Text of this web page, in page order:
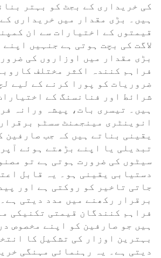
کی خریداری کے بجٹ کو بہتر
ہیں۔ بڑی مقدار میں خریداری
قیمتوں کے اختیارات سے ان
لاگت کی بچت ہوتی ہے جنہیں
بڑی مقدار میں اوزاروں کی
فراہم کنندہ اکثر مختلف
ضروریات کو پورا کرنے کے لیے
شرائط اور فنانسنگ کے
ہیں۔ تیسری بات، پیشہ ورانہ
انوینٹری مینجمنٹ سسٹم
یقینی بناتے ہیں کہ جب صارفین
تبدیلی یا اپنے بڑھتے ہوئے
سیٹوں کی ضرورت ہوتی ہے تو
دستیابی یقینی ہو۔ یہ قابل
جاتی تاخیر کو روکتی ہے اور
برقرار رکھنے میں مدد دیتی
فراہم کنندگان قیمتی تکنیکی
ہیں جو صارفین کو اپنے مخصوص
بہترین اوزار کی تشکیل کا
دیتی ہے۔ یہ رہنمائی مہنگی